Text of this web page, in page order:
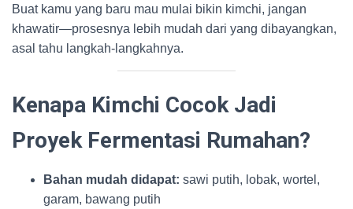
Buat kamu yang baru mau mulai bikin kimchi, jangan
khawatir—prosesnya lebih mudah dari yang dibayangkan,
asal tahu langkah-langkahnya.
Kenapa Kimchi Cocok Jadi
Proyek Fermentasi Rumahan?
Bahan mudah didapat: sawi putih, lobak, wortel,
garam, bawang putih